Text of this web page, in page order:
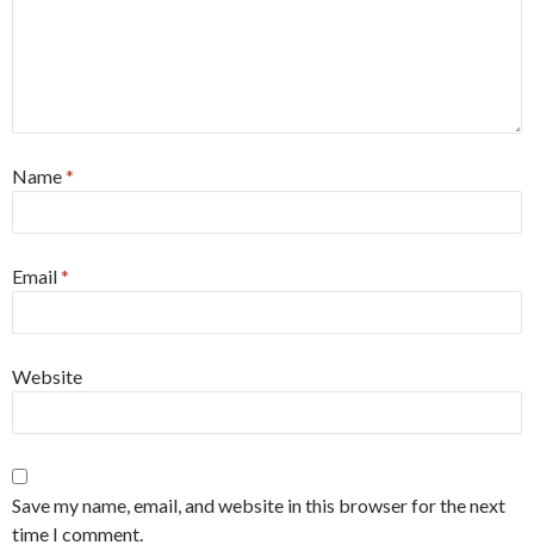
Name*
Email*
Website
Save my name, email, and website in this browser for the next
time I comment.